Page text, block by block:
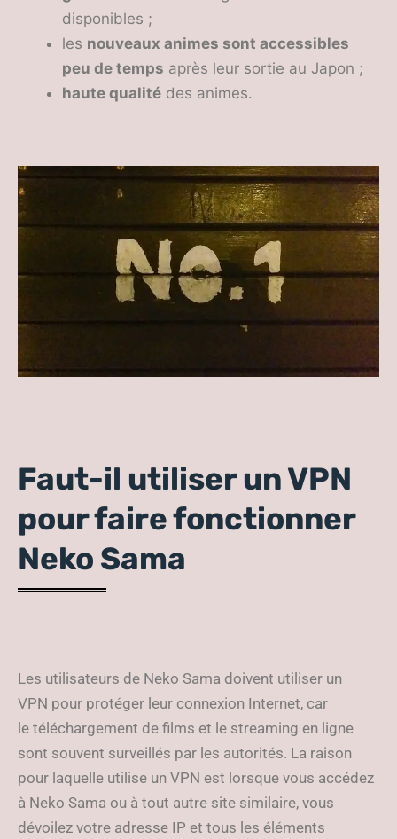
disponibles ;
les nouveaux animes sont accessibles
peu de temps après leur sortie au Japon ;
haute qualité des animes.
Faut-il utiliser un VPN
pour faire fonctionner
Neko Sama
Les utilisateurs de Neko Sama doivent utiliser un
VPN pour protéger leur connexion Internet, car
le téléchargement de films et le streaming en ligne
sont souvent surveillés par les autorités. La raison
pour laquelle utilise un VPN est lorsque vous accédez
à Neko Sama ou à tout autre site similaire, vous
dévoilez votre adresse IP et tous les éléments